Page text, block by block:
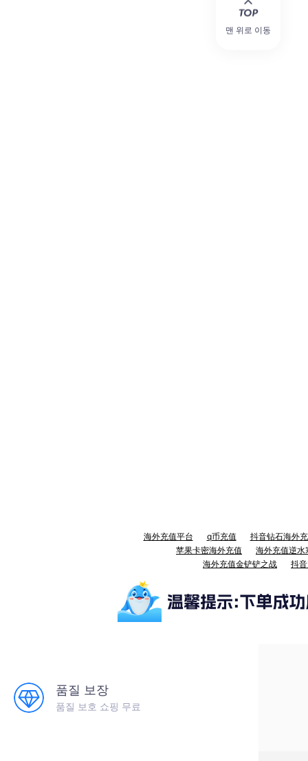
海外充值平台 q币充值
抖音钻石海外
苹果卡密海外充值
海外充值逆水
海外充值金铲铲之战
抖
품질 보장
품질 보호 쇼핑 무료
맨 위로 이동